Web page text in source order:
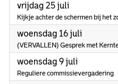
vrijdag 25 juli
Kijkje achter de schermen bij het
woensdag 16 juli
(VERVALLEN) Gesprek met
woensdag 9 juli
Reguliere commissievergadering